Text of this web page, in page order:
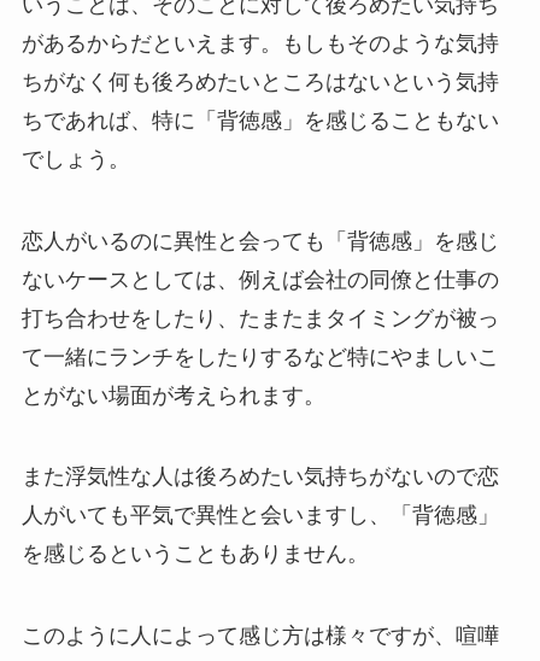
があるからだといえます。もしもそのような気持
ちがなく何も後ろめたいところはないという気持
ちであれば、特に「背徳感」を感じることもない
でしょう。
恋人がいるのに異性と会っても「背徳感」を感じ
ないケースとしては、例えば会社の同僚と仕事の
打ち合わせをしたり、たまたまタイミングが被っ
て一緒にランチをしたりするなど特にやましいこ
とがない場面が考えられます。
また浮気性な人は後ろめたい気持ちがないので恋
人がいても平気で異性と会いますし、「背徳感」
を感じるということもありません。
このように人によって感じ方は様々ですが、喧嘩